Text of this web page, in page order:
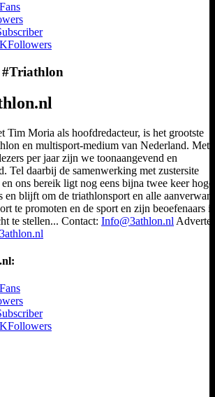
Fans
Followers
Tim Moria als hoofdredacteur, is het grootste
en multisport-medium van Nederland. Met
per jaar zijn we toonaangevend en
Tel daarbij de samenwerking met zustersite
ons bereik ligt nog eens bijna twee keer
en blijft om de triathlonsport en alle
te promoten en de sport en zijn beoefenaars
te stellen... Contact: Info@3athlon.nl
Fans
Followers